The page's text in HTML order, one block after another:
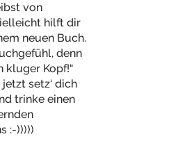
von
hilft dir
neuen Buch.
denn
kluger Kopf!“
setz‘ dich
trinke einen
:-)))))